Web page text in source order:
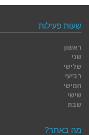
שעות פעילות
ראשון
שני
שלישי
רביעי
חמישי
שישי
שבת
מה באתר?